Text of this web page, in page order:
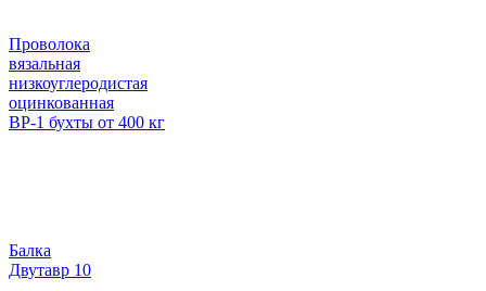
Проволока
вязальная
низкоуглеродистая
оцинкованная
ВР-1 бухты от 400 кг
Балка
Двутавр 10